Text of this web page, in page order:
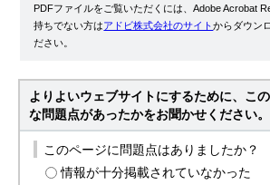
PDFファイルをご覧いただくには、Adobe Acrobat
持ちでない方はアドビ株式会社のサイトからダウン
ださい。
よりよいウェブサイトにするために、こ
な問題点があったかをお聞かせください。
このページに問題点はありましたか？
情報が十分掲載されていなかった